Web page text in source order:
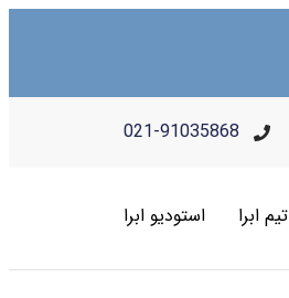
021-91035868
تیم ابرا استودیو ابرا